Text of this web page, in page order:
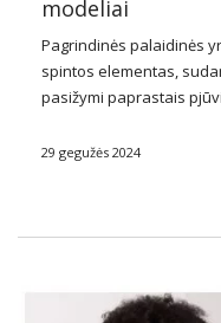
modeliai
Pagrindinės palaidinės
spintos elementas,
pasižymi paprastais
elementais. Dėl savo
29 gegužės 2024